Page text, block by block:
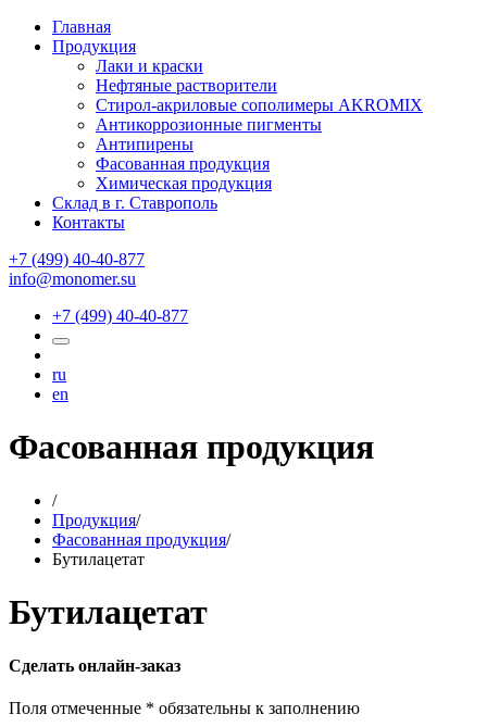
Главная
Продукция
Лаки и краски
Нефтяные растворители
Стирол-акриловые сополимеры AKROMIX
Антикоррозионные пигменты
Антипирены
Фасованная продукция
Химическая продукция
Склад в г. Ставрополь
Контакты
+7 (499) 40-40-877
info@monomer.su
+7 (499) 40-40-877
ru
en
Фасованная продукция
/
Продукция/
Фасованная продукция/
Бутилацетат
Бутилацетат
Сделать онлайн-заказ
Поля отмеченные * обязательны к заполнению